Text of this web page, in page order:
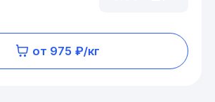
от 975 ₽/кг